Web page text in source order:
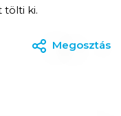
tölti ki.
Megosztás